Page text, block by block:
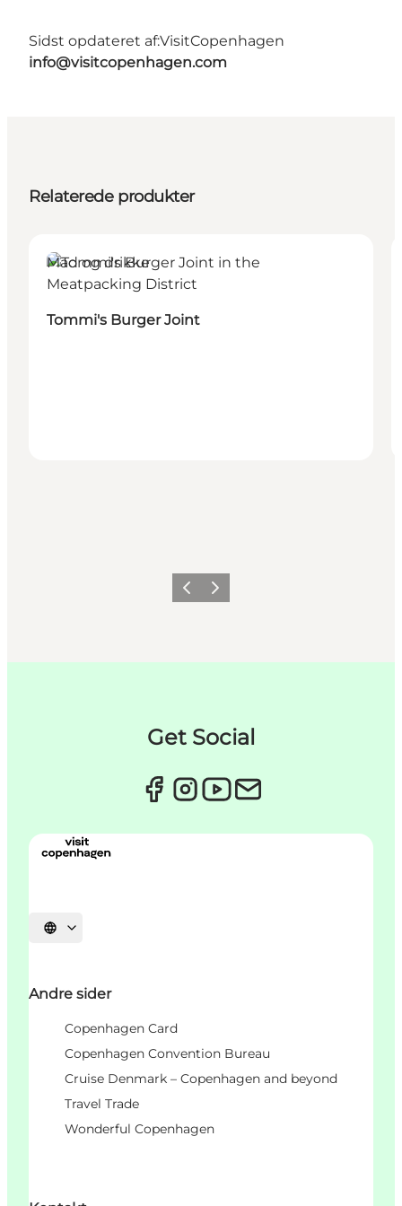
Sidst opdateret af:VisitCopenhagen
info@visitcopenhagen.com
Relaterede produkter
Mad og drikke
Tommi's Burger Joint
ForrigeNæste
Get Social
Vælg sprog
Andre sider
Copenhagen Card
Copenhagen Convention Bureau
Cruise Denmark – Copenhagen and beyond
Travel Trade
Wonderful Copenhagen